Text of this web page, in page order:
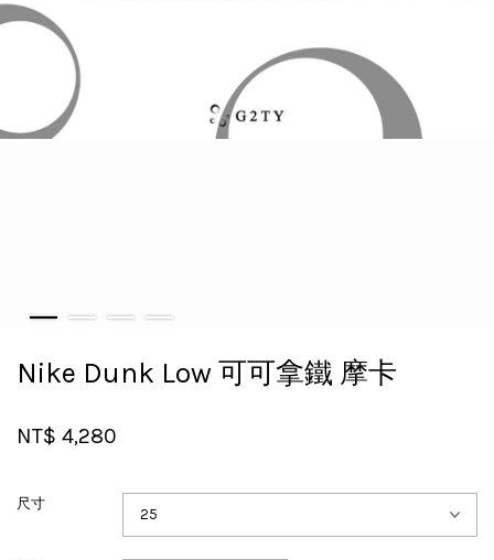
Nike Dunk Low 可可拿鐵 摩卡
NT$ 4,280
尺寸